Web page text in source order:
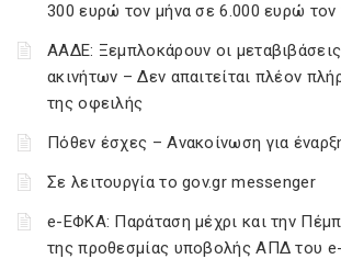
300 ευρώ τον μήνα σε 6.000 ευρώ τον
ΑΑΔΕ: Ξεμπλοκάρουν οι
ακινήτων – Δεν απαιτείται πλέον
της οφειλής
Πόθεν έσχες – Ανακοίνωση για
Σε λειτουργία το gov.gr messenger
e-ΕΦΚΑ: Παράταση μέχρι και την
της προθεσμίας υποβολής ΑΠΔ του